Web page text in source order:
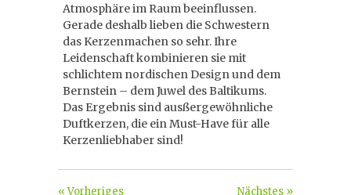
Atmosphäre im Raum beeinflussen.
Gerade deshalb lieben die Schwestern
das Kerzenmachen so sehr. Ihre
Leidenschaft kombinieren sie mit
schlichtem nordischen Design und dem
Bernstein – dem Juwel des Baltikums.
Das Ergebnis sind ausßergewöhnliche
Duftkerzen, die ein Must-Have für alle
Kerzenliebhaber sind!
Nächstes »
« Vorheriges